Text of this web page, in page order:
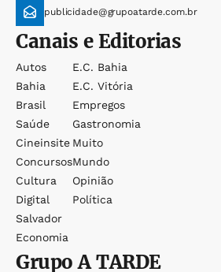
publicidade@grupoatarde.com.br
Canais e Editorias
Autos
Bahia
Brasil
Saúde
Cineinsite
Concursos
Cultura
Digital
Salvador
Economia
E.c. Bahia
E.c. Vitória
Empregos
Gastronomia
Muito
Mundo
Opinião
Política
GrupoA TARDE